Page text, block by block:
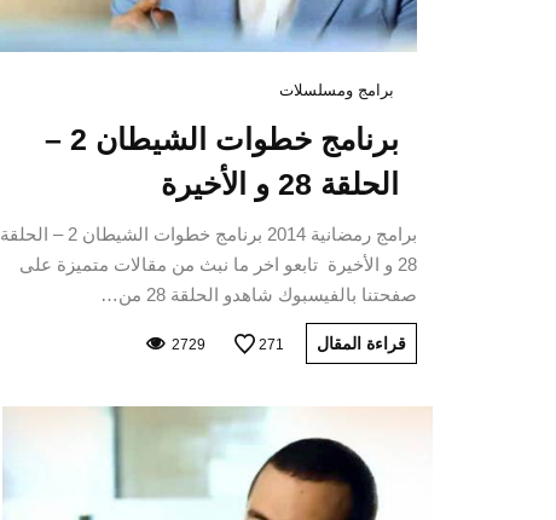
برامج ومسلسلات
برنامج خطوات الشيطان 2 –
الحلقة 28 و الأخيرة
برامج رمضانية 2014 برنامج خطوات الشيطان 2 – الحلقة
28 و الأخيرة تابعو اخر ما نبث من مقالات متميزة على
صفحتنا بالفيسبوك شاهدو الحلقة 28 من…
قراءة المقال 271
2729